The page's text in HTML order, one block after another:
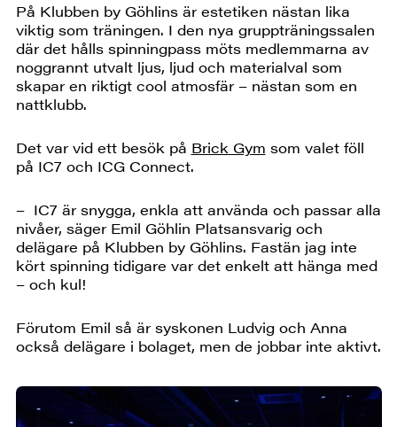
På Klubben by Göhlins är estetiken nästan lika
viktig som träningen. I den nya gruppträningssalen
där det hålls spinningpass möts medlemmarna av
noggrannt utvalt ljus, ljud och materialval som
skapar en riktigt cool atmosfär – nästan som en
nattklubb.
Det var vid ett besök på Brick Gym som valet föll
på IC7 och ICG Connect.
– IC7 är snygga, enkla att använda och passar alla
nivåer, säger Emil Göhlin Platsansvarig och
delägare på Klubben by Göhlins. Fastän jag inte
kört spinning tidigare var det enkelt att hänga med
– och kul!
Förutom Emil så är syskonen Ludvig och Anna
också delägare i bolaget, men de jobbar inte aktivt.